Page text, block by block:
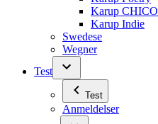
Karup CHICO
Karup Indie
Swedese
Wegner
Test
Test
Anmeldelser